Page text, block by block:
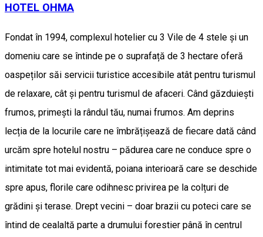
HOTEL OHMA
Fondat în 1994, complexul hotelier cu 3 Vile de 4 stele și un
domeniu care se întinde pe o suprafață de 3 hectare oferă
oaspeților săi servicii turistice accesibile atât pentru turismul
de relaxare, cât și pentru turismul de afaceri. Când găzduiești
frumos, primești la rândul tău, numai frumos. Am deprins
lecția de la locurile care ne îmbrățișează de fiecare dată când
urcăm spre hotelul nostru – pădurea care ne conduce spre o
intimitate tot mai evidentă, poiana interioară care se deschide
spre apus, florile care odihnesc privirea pe la colțuri de
grădini și terase. Drept vecini – doar brazii cu poteci care se
întind de cealaltă parte a drumului forestier până în centrul